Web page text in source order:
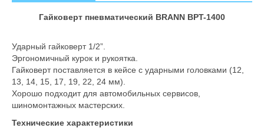
Гайковерт пневматический BRANN BPT-1400
Ударный гайковерт 1/2”.
Эргономичный курок и рукоятка.
Гайковерт поставляется в кейсе с ударными головками (12,
13, 14, 15, 17, 19, 22, 24 мм).
Хорошо подходит для автомобильных сервисов,
шиномонтажных мастерских.
Технические характеристики